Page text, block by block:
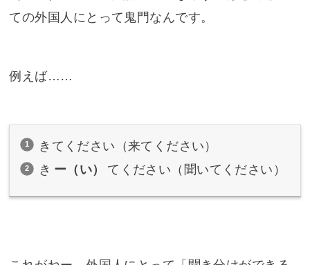
ての外国人にとって鬼門なんです。
例えば……
きてください（来てください）
き ー（い） てください（聞いてください）